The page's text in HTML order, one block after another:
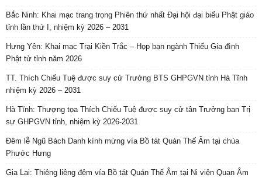
Bắc Ninh: Khai mạc trang trọng Phiên thứ nhất Đại hội đại biểu Phật giáo
tỉnh lần thứ I, nhiệm kỳ 2026 – 2031
Hưng Yên: Khai mạc Trại Kiền Trắc – Họp bạn ngành Thiếu Gia đình
Phật tử tỉnh năm 2026
TT. Thích Chiếu Tuệ được suy cử Trưởng BTS GHPGVN tỉnh Hà Tĩnh
nhiệm kỳ 2026 – 2031
Hà Tĩnh: Thượng tọa Thích Chiếu Tuệ được suy cử tân Trưởng ban Trị
sự GHPGVN tỉnh, nhiệm kỳ 2026-2031
Đêm lễ Ngũ Bách Danh kính mừng vía Bồ tát Quán Thế Âm tại chùa
Phước Hưng
Gia Lai: Thiêng liêng đêm vía Bồ tát Quán Thế Âm tại Ni viện Quan Âm